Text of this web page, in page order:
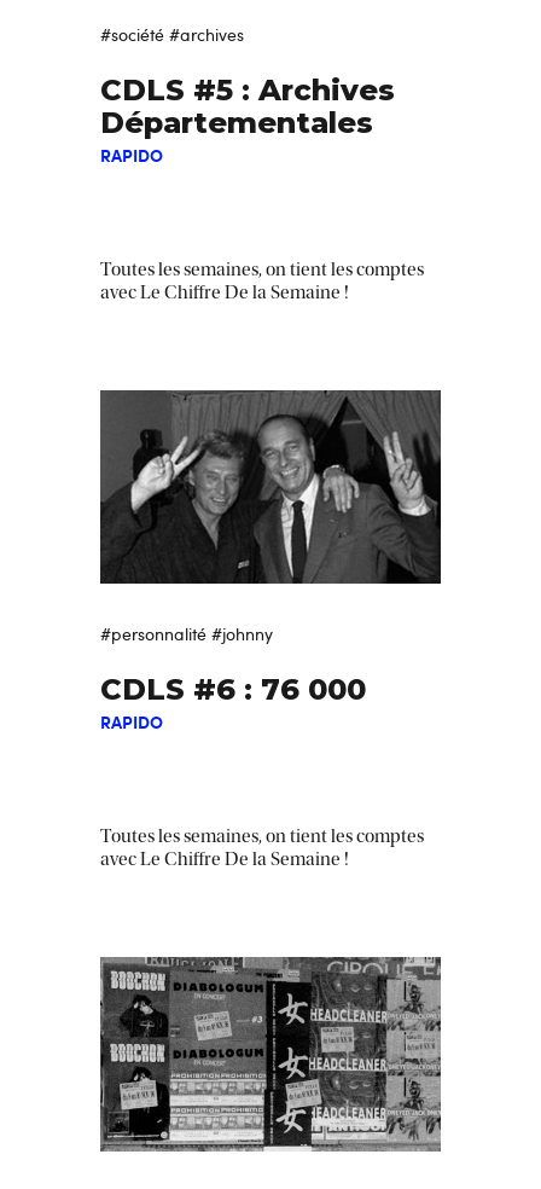
#société #archives
CDLS #5 : Archives
Départementales
RAPIDO
Toutes les semaines, on tient les comptes
avec Le Chiffre De la Semaine !
#personnalité #johnny
CDLS #6 : 76 000
RAPIDO
Toutes les semaines, on tient les comptes
avec Le Chiffre De la Semaine !